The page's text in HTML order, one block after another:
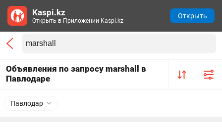
Объявления по запросу marshall в
Павлодаре
Павлодар
Kaspi.kz
Открыть в Приложении Kaspi.kz
Открыть